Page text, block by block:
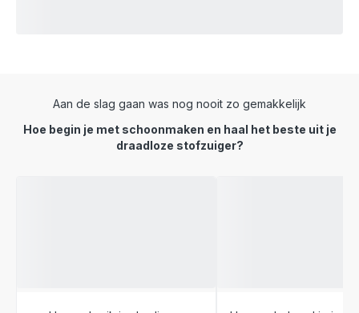
Aan de slag gaan was nog nooit zo gemakkelijk
Hoe begin je met schoonmaken en haal het beste uit je
draadloze stofzuiger?